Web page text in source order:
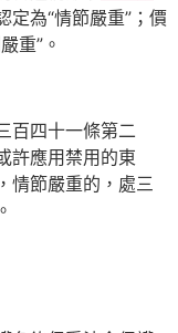
定為“情節嚴重”；價
重”。
百四十一條第二
許應用禁用的東
情節嚴重的，處三